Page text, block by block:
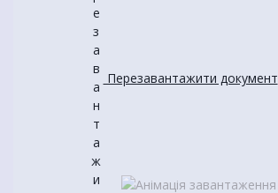
Перезавантажити документ